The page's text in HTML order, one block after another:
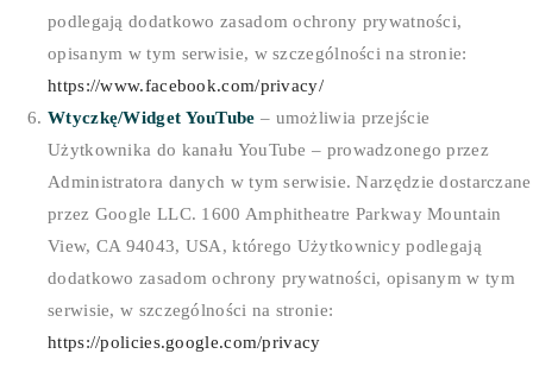
podlegają dodatkowo zasadom ochrony prywatności,
opisanym w tym serwisie, w szczególności na stronie:
https://www.facebook.com/privacy/
Wtyczkę/Widget YouTube – umożliwia przejście
Użytkownika do kanału YouTube – prowadzonego przez
Administratora danych w tym serwisie. Narzędzie dostarczane
przez Google LLC. 1600 Amphitheatre Parkway Mountain
View, CA 94043, USA, którego Użytkownicy podlegają
dodatkowo zasadom ochrony prywatności, opisanym w tym
serwisie, w szczególności na stronie:
https://policies.google.com/privacy